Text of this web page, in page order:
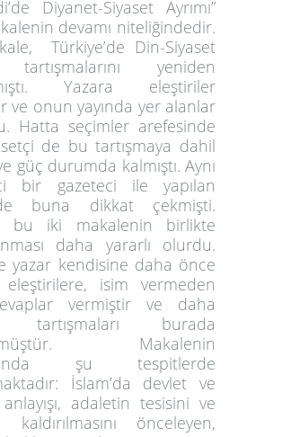
Diyanet-Siyaset Ayrımı”
devamı niteliğindedir.
Türkiye’de Din-Siyaset
yeniden
Yazara eleştiriler
ve onun yayında yer alanlar
Hatta seçimler arefesinde
de bu tartışmaya dahil
güç durumda kalmıştı. Aynı
bir gazeteci ile yapılan
buna dikkat çekmişti.
bu iki makalenin birlikte
daha yararlı olurdu.
yazar kendisine daha önce
eleştirilere, isim vermeden
vermiştir ve daha
tartışmaları burada
Makalenin
şu tespitlerde
İslam’da devlet ve
adaletin tesisini ve
kaldırılmasını önceleyen,